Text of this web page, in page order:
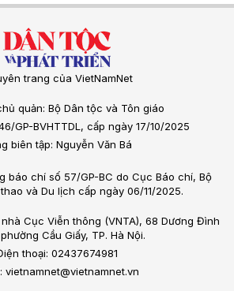
trang của VietNamNet
quản: Bộ Dân tộc và Tôn giáo
GP-BVHTTDL, cấp ngày 17/10/2025
biên tập: Nguyễn Văn Bá
báo chí số 57/GP-BC do Cục Báo chí, Bộ
và Du lịch cấp ngày 06/11/2025.
Cục Viễn thông (VNTA), 68 Dương Đình
Cầu Giấy, TP. Hà Nội.
thoại: 02437674981
vietnamnet@vietnamnet.vn